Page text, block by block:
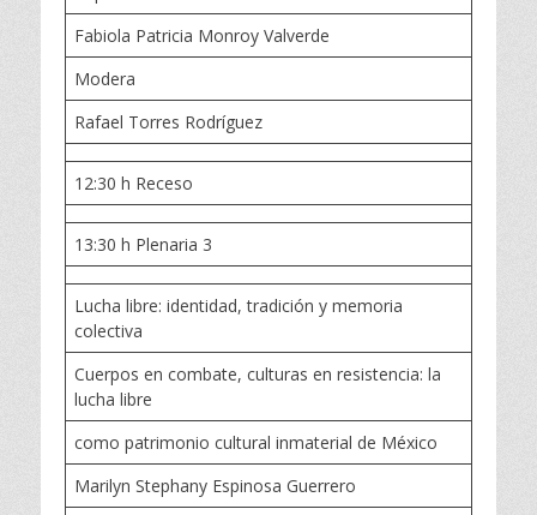
Fabiola Patricia Monroy Valverde
Modera
Rafael Torres Rodríguez
12:30 h Receso
13:30 h Plenaria 3
Lucha libre: identidad, tradición y memoria
colectiva
Cuerpos en combate, culturas en resistencia: la
lucha libre
como patrimonio cultural inmaterial de México
Marilyn Stephany Espinosa Guerrero